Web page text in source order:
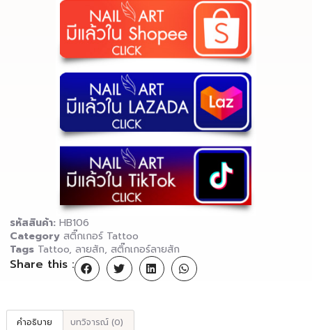
รหัสสินค้า: HB106
Category สติ๊กเกอร์ Tattoo
Tags Tattoo, ลายสัก, สติ๊กเกอร์ลายสัก
Share this :
คำอธิบาย บทวิจารณ์ (0)